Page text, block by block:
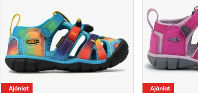
Ajánlat Ajánlat